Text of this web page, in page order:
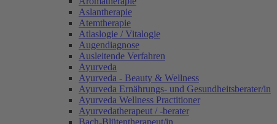
Aslantherapie
Atemtherapie
Atlaslogie / Vitalogie
Augendiagnose
Ausleitende Verfahren
Ayurveda
Ayurveda - Beauty & Wellness
Ayurveda Ernährungs- und Gesundheitsberater/in
Ayurveda Wellness Practitioner
Ayurvedatherapeut / -berater
Bach-Blütentherapeut/in